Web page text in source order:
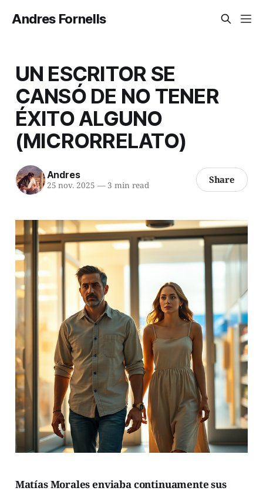
Andres Fornells
UN ESCRITOR SE
CANSÓ DE NO TENER
ÉXITO ALGUNO
(MICRORRELATO)
Andres
25 nov. 2025 —3 min read Share
Matías Morales enviaba continuamente sus